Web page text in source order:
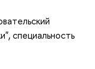
специальность